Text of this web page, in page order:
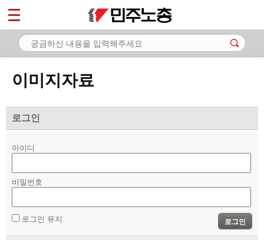
이미지자료
로그인
아이디
비밀번호
로그인 유지 로그인
마이페이지
소개
노동상담
자료
- 미디어자료
- 카드뉴스
부설기관